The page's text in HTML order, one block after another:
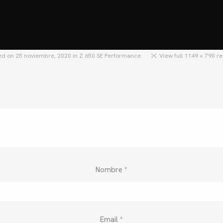
on 25 noviembre, 2020 in Z 650 SE Performance View full 1149 × 790
Nombre *
Email *